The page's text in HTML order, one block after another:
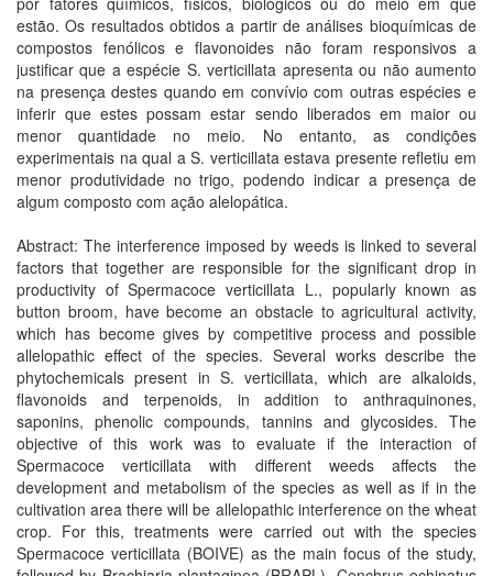
estão. Os resultados obtidos a partir de análises bioquímicas de
compostos fenólicos e flavonoides não foram responsivos a
justificar que a espécie S. verticillata apresenta ou não aumento
na presença destes quando em convívio com outras espécies e
inferir que estes possam estar sendo liberados em maior ou
menor quantidade no meio. No entanto, as condições
experimentais na qual a S. verticillata estava presente refletiu em
menor produtividade no trigo, podendo indicar a presença de
algum composto com ação alelopática.
Abstract: The interference imposed by weeds is linked to several
factors that together are responsible for the significant drop in
productivity of Spermacoce verticillata L., popularly known as
button broom, have become an obstacle to agricultural activity,
which has become gives by competitive process and possible
allelopathic effect of the species. Several works describe the
phytochemicals present in S. verticillata, which are alkaloids,
flavonoids and terpenoids, in addition to anthraquinones,
saponins, phenolic compounds, tannins and glycosides. The
objective of this work was to evaluate if the interaction of
Spermacoce verticillata with different weeds affects the
development and metabolism of the species as well as if in the
cultivation area there will be allelopathic interference on the wheat
crop. For this, treatments were carried out with the species
Spermacoce verticillata (BOIVE) as the main focus of the study,